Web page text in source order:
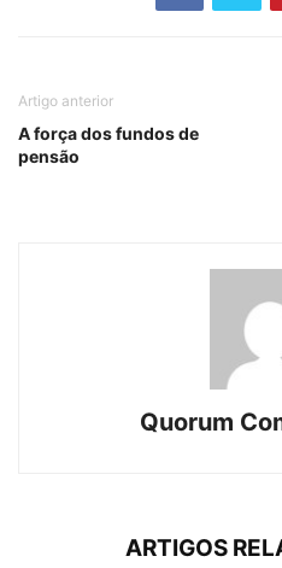
Artigo anterior
A força dos fundos de
pensão
Quorum
ARTIGOS